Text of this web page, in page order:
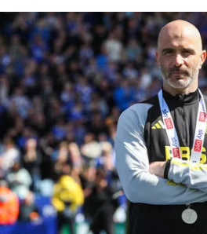
Legion-Media